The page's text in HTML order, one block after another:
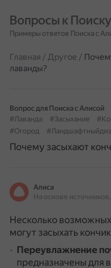
Вопросы к Поиску
Примеры ответов Поиска с
Главная / Другое /
лаванды?
Вопрос для Поиска с Алисой
#Лаванда
#Засыхание
#Огород
Почему засыхают
Алиса
Несколько
могут засыхать
Переувлажнение
предназначены для